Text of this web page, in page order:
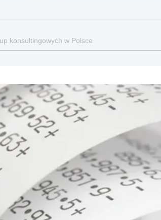
konsultingowych w Polsce